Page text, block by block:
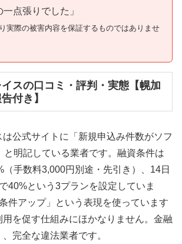
点張りでした」
実際の被害内容を保証するものではありませ
スの口コミ・評判・実態【幌加
付き】
は公式サイトに「新規申込み件数がソフ
と明記している業者です。融資条件は
（手数料3,000円別途・先引き）、14日
40%という3プランを設定していま
件アップ」という表現を使っています
を促す仕組みにほかなりません。金融
完全な違法業者です。